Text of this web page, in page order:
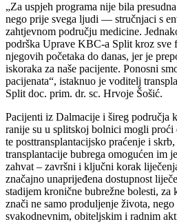
„Za uspjeh programa nije bila
nego prije svega ljudi — stručnjaci s
zahtjevnom području medicine.
podrška Uprave KBC-a Split kroz sve
njegovih početaka do danas, jer je
iskoraka za naše pacijente. Ponosni
pacijenata“, istaknuo je voditelj
Split doc. prim. dr. sc. Hrvoje Šošić.
Pacijenti iz Dalmacije i šireg područja
ranije su u splitskoj bolnici mogli proći
te posttransplantacijsko praćenje i
transplantacije bubrega omogućen im
zahvat – završni i ključni korak
značajno unaprijeđena dostupnost
stadijem kronične bubrežne bolesti, za
znači ne samo produljenje života,
svakodnevnim, obiteljskim i radnim